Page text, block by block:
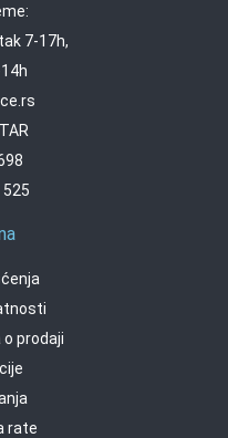
7-17h,
525
o prodaji
rate